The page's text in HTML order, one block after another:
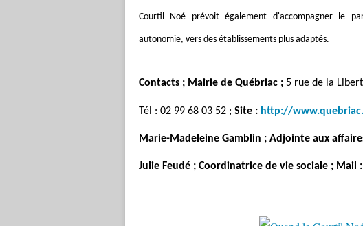
Courtil Noé prévoit également d'accompagner le
autonomie, vers des établissements plus adaptés.
Contacts ; Mairie de Québriac ; 5 rue de la
Tél : 02 99 68 03 52 ; Site : http://
Marie-Madeleine Gamblin ; Adjointe aux
Julie Feudé ; Coordinatrice de vie sociale ; Mail :